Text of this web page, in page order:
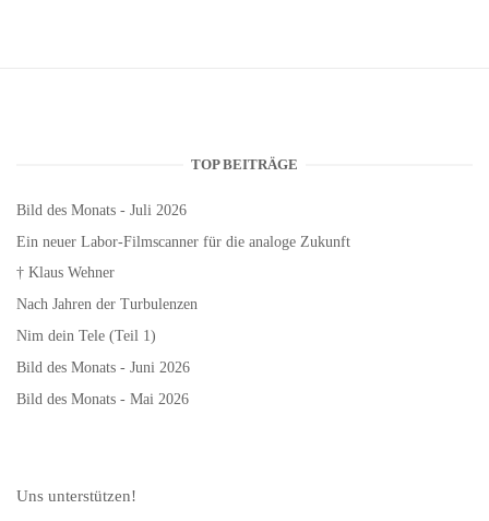
TOP BEITRÄGE
Bild des Monats - Juli 2026
Ein neuer Labor-Filmscanner für die analoge Zukunft
† Klaus Wehner
Nach Jahren der Turbulenzen
Nim dein Tele (Teil 1)
Bild des Monats - Juni 2026
Bild des Monats - Mai 2026
Uns unterstützen!